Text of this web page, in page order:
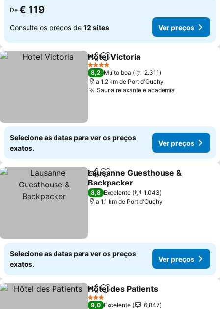
De € 119
Consulte os preços de 12 sites Ver preços
PartilharAdicionar aos favoritos
Hotel Victoria
4 Estrelas
8,2 Muito boa
2.311
a 1.2 km de Port d'Ouchy
Sauna relaxante e academia
Selecione as datas para ver os preços
exatos.
Ver preços
PartilharAdicionar aos favoritos
Lausanne Guesthouse &
Backpacker
Ver preços
8,8 Excelente
1.043
a 1.1 km de Port d'Ouchy
Selecione as datas para ver os preços
exatos.
Ver preços
PartilharAdicionar aos favoritos
Hôtel des Patients
3 Estrelas
9,0 Excelente
6.847